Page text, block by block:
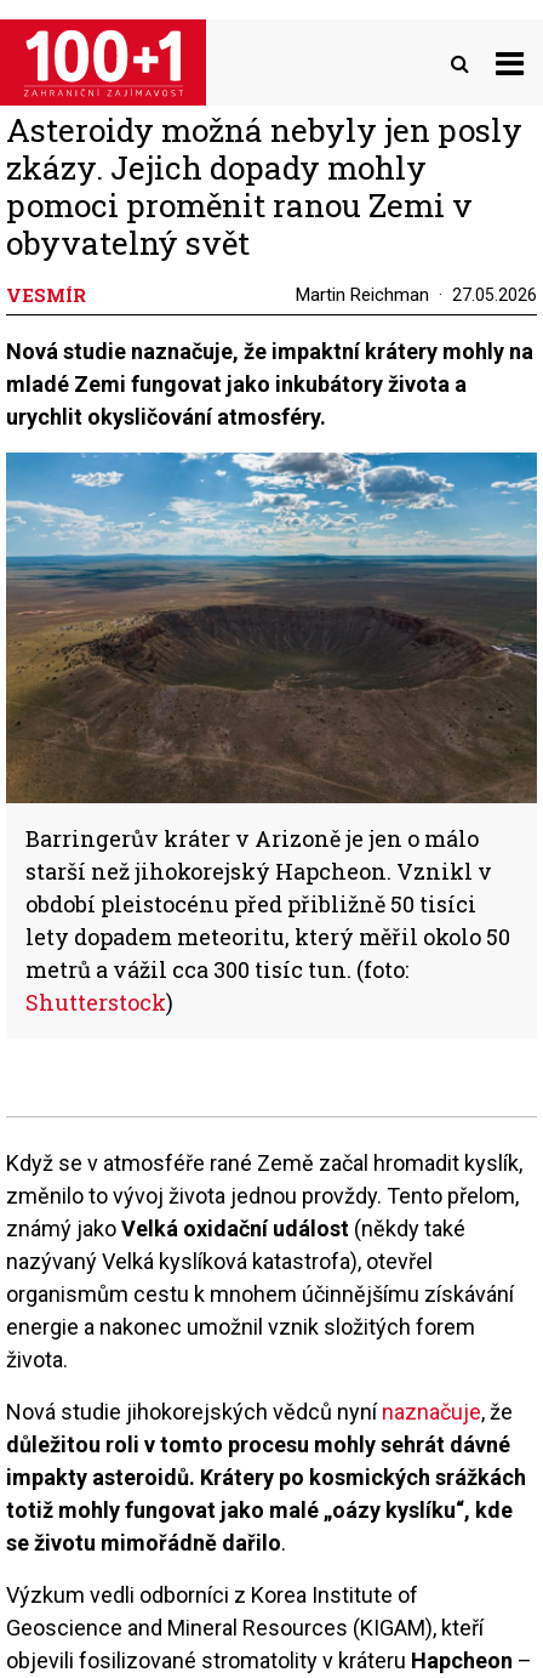
Přejít
hlavnímu
obsahu
Asteroidy možná nebyly jen posly
zkázy. Jejich dopady mohly
pomoci proměnit ranou Zemi v
obyvatelný svět
VESMÍR Martin Reichman 27.05.2026
Nová studie naznačuje, že impaktní krátery mohly na
mladé Zemi fungovat jako inkubátory života a
urychlit okysličování atmosféry.
Barringerův kráter v Arizoně je jen o málo
starší než jihokorejský Hapcheon. Vznikl v
období pleistocénu před přibližně 50 tisíci
lety dopadem meteoritu, který měřil okolo 50
metrů a vážil cca 300 tisíc tun. (foto:
Shutterstock)
Když se v atmosféře rané Země začal hromadit kyslík,
změnilo to vývoj života jednou provždy. Tento přelom,
známý jakoVelká oxidační událost (někdy také
nazývaný Velká kyslíková katastrofa), otevřel
organismům cestu k mnohem účinnějšímu získávání
energie a nakonec umožnil vznik složitých forem
života.
Nová studie jihokorejských vědců nynínaznačuje, že
důležitou roli v tomto procesu mohly sehrát dávné
impakty asteroidů. Krátery po kosmických srážkách
totiž mohly fungovat jako malé „oázy kyslíku“, kde
se životu mimořádně dařilo.
Výzkum vedli odborníci z Korea Institute of
Geoscience and Mineral Resources (KIGAM), kteří
objevili fosilizované stromatolity v kráteru Hapcheon –